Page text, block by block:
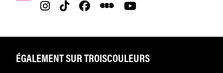
ÉGALEMENT SUR TROISCOULEURS